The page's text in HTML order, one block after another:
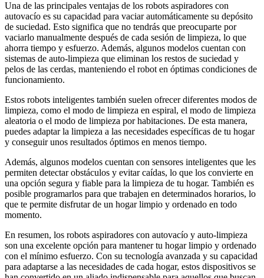
Una de las principales ventajas de los robots aspiradores con
autovacío es su capacidad para vaciar automáticamente su depósito
de suciedad. Esto significa que no tendrás que preocuparte por
vaciarlo manualmente después de cada sesión de limpieza, lo que
ahorra tiempo y esfuerzo. Además, algunos modelos cuentan con
sistemas de auto-limpieza que eliminan los restos de suciedad y
pelos de las cerdas, manteniendo el robot en óptimas condiciones de
funcionamiento.
Estos robots inteligentes también suelen ofrecer diferentes modos de
limpieza, como el modo de limpieza en espiral, el modo de limpieza
aleatoria o el modo de limpieza por habitaciones. De esta manera,
puedes adaptar la limpieza a las necesidades específicas de tu hogar
y conseguir unos resultados óptimos en menos tiempo.
Además, algunos modelos cuentan con sensores inteligentes que les
permiten detectar obstáculos y evitar caídas, lo que los convierte en
una opción segura y fiable para la limpieza de tu hogar. También es
posible programarlos para que trabajen en determinados horarios, lo
que te permite disfrutar de un hogar limpio y ordenado en todo
momento.
En resumen, los robots aspiradores con autovacío y auto-limpieza
son una excelente opción para mantener tu hogar limpio y ordenado
con el mínimo esfuerzo. Con su tecnología avanzada y su capacidad
para adaptarse a las necesidades de cada hogar, estos dispositivos se